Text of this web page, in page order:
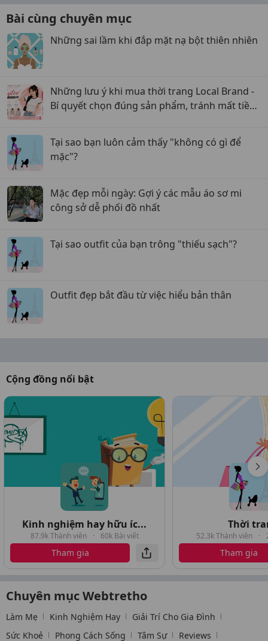
Bài cùng chuyên mục
Những sai lầm khi đắp mặt nạ bột thiên nhiên
Những lưu ý khi mua thời trang Local Brand -
Bí quyết chọn đúng sản phẩm, tránh mất tiền
Tại sao bạn luôn cảm thấy "không có gì để
mặc"?
Mặc đẹp mỗi ngày: Gợi ý các mẫu áo sơ mi
công sở dễ phối đồ nhất
Tại sao outfit của bạn trông "thiếu sạch"?
Outfit đẹp bắt đầu từ việc hiểu bản thân
Cộng đồng nổi bật
Kinh nghiệm hay hữu íc...
87.9k Thành viên · 60k Bài viết
Tham gia
Thời
52.3k Thành viên ·
Tham gia
Chuyên mục Webtretho
Làm Mẹ Kinh Nghiệm Hay
Giải Trí Cho Gia Đình
Sức Khoẻ
Phong Cách Sống Tâm Sự Reviews